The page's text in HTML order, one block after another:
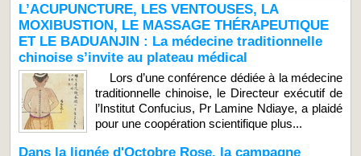
L’ACUPUNCTURE, LES VENTOUSES, LA
MOXIBUSTION, LE MASSAGE THÉRAPEUTIQUE
ET LE BADUANJIN : La médecine traditionnelle
chinoise s’invite au plateau médical
Lors d’une conférence dédiée à la médecine
traditionnelle chinoise, le Directeur exécutif de
l’Institut Confucius, Pr Lamine Ndiaye, a plaidé
pour une coopération scientifique plus...
Dans la lignée d'Octobre Rose, la campagne